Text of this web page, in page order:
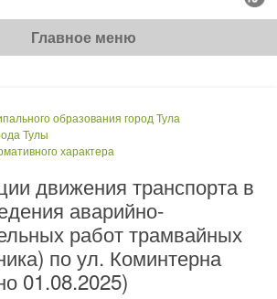
Главное меню
образования город Тула
Тулы
характера
движения транспорта в
аварийно-
работ трамвайных
по ул. Коминтерна
01.08.2025)